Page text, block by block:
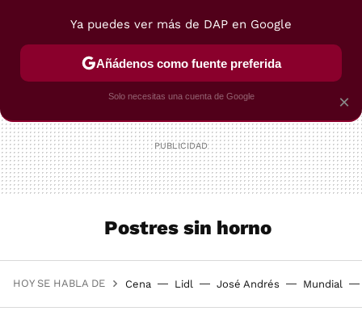
POSTRES VIAJES SELECCIÓN VEGUI
Postres sin horno
HOY SE HABLA DE Cena Lidl José Andrés Mundial
×
Ya puedes ver más de DAP en Google
Añádenos como fuente preferida
Solo necesitas una cuenta de Google